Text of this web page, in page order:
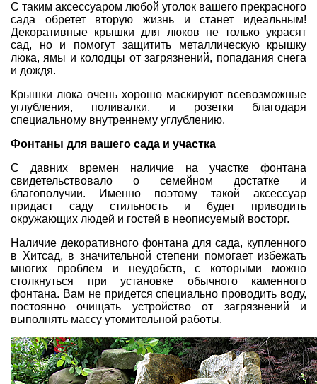
С таким аксессуаром любой уголок вашего прекрасного
сада обретет вторую жизнь и станет идеальным!
Декоративные крышки для люков не только украсят
сад, но и помогут защитить металлическую крышку
люка, ямы и колодцы от загрязнений, попадания снега
и дождя.
Крышки люка очень хорошо маскируют всевозможные
углубления, поливалки, и розетки благодаря
специальному внутреннему углублению.
Фонтаны для вашего сада и участка
С давних времен наличие на участке фонтана
свидетельствовало о семейном достатке и
благополучии. Именно поэтому такой аксессуар
придаст саду стильность и будет приводить
окружающих людей и гостей в неописуемый восторг.
Наличие декоративного фонтана для сада, купленного
в Хитсад, в значительной степени помогает избежать
многих проблем и неудобств, с которыми можно
столкнуться при установке обычного каменного
фонтана. Вам не придется специально проводить воду,
постоянно очищать устройство от загрязнений и
выполнять массу утомительной работы.